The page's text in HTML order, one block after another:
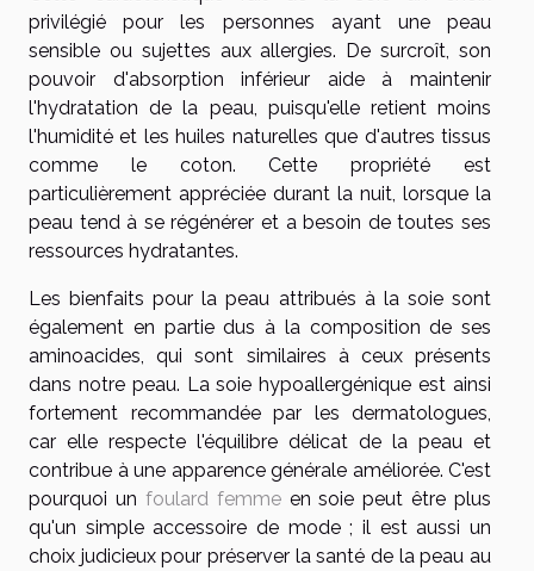
privilégié pour les personnes ayant une peau
sensible ou sujettes aux allergies. De surcroît, son
pouvoir d'absorption inférieur aide à maintenir
l'hydratation de la peau, puisqu'elle retient moins
l'humidité et les huiles naturelles que d'autres tissus
comme le coton. Cette propriété est
particulièrement appréciée durant la nuit, lorsque la
peau tend à se régénérer et a besoin de toutes ses
ressources hydratantes.
Les bienfaits pour la peau attribués à la soie sont
également en partie dus à la composition de ses
aminoacides, qui sont similaires à ceux présents
dans notre peau. La soie hypoallergénique est ainsi
fortement recommandée par les dermatologues,
car elle respecte l'équilibre délicat de la peau et
contribue à une apparence générale améliorée. C'est
pourquoi un foulard femmeen soie peut être plus
qu'un simple accessoire de mode ; il est aussi un
choix judicieux pour préserver la santé de la peau au